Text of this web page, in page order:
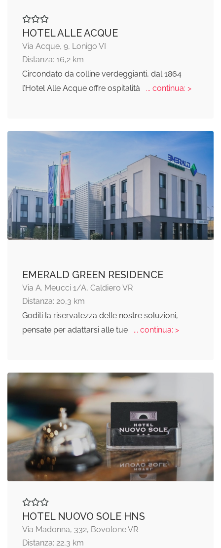
HOTEL ALLE ACQUE
Via Acque, 9, Lonigo VI
Distanza: 16,2 km
Circondato da colline verdeggianti, dal 1864
l’Hotel Alle Acque offre ospitalità
... continua: >
EMERALD GREEN RESIDENCE
Via A. Meucci 1/A, Caldiero VR
Distanza: 20,3 km
Goditi la riservatezza delle nostre soluzioni,
pensate per adattarsi alle tue
... continua: >
HOTEL NUOVO SOLE HNS
Via Madonna, 332, Bovolone VR
Distanza: 22,3 km